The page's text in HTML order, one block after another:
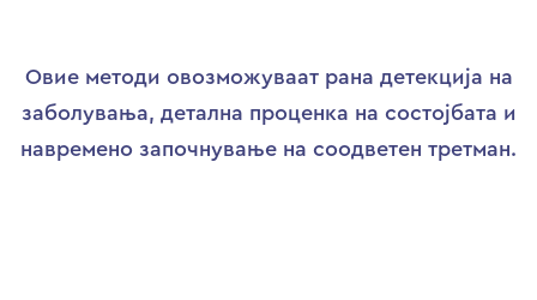
Овие методи овозможуваат рана детекција на
заболувања, детална проценка на состојбата и
навремено започнување на соодветен третман.